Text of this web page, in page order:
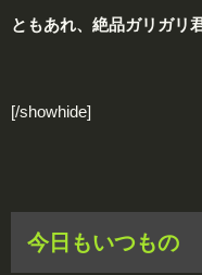
ともあれ、絶品ガリガリ
[/showhide]
今日もいつもの